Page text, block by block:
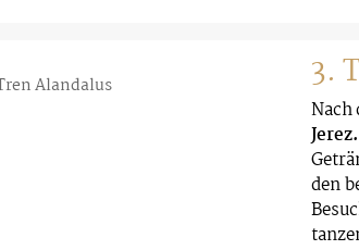
3.
Nach
Jerez.
den